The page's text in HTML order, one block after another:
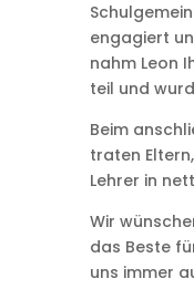
engagiert
nahm Leon
teil und
Beim
traten
Lehrer in
Wir
das Beste
uns immer